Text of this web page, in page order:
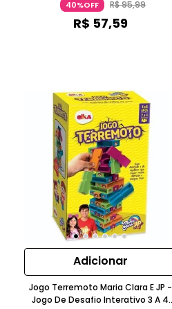
40%OFF R$95,99
R$ 57,59
Adicionar
Jogo Terremoto Maria Clara E JP -
Jogo De Desafio Interativo 3 A 4